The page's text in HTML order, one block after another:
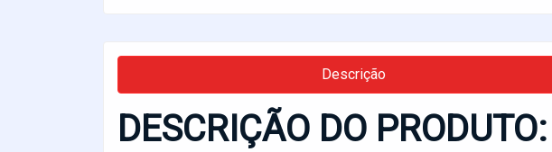
Descrição
DESCRIÇÃO DO PRODUTO: